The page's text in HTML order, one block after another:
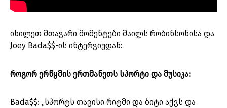
იხილეთ მთავარი მომენტები მაილს რობინსონისა და
Joey Bada$$-ის ინტერვიუდან:
როგორ ერწყმის ერთმანეთს სპორტი და მუსიკა:
Bada$$: „სპორტს თავისი რიტმი და ბიტი აქვს და